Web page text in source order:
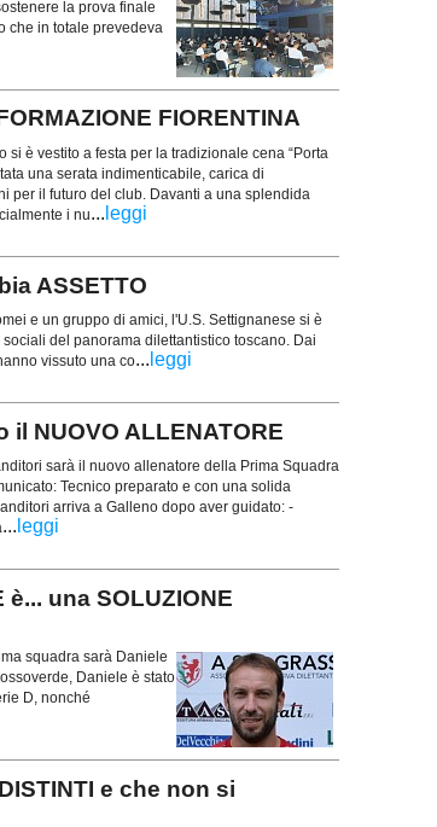
la prova finale
che in totale prevedeva
FIORENTINA
è vestito a festa per la tradizionale cena “Porta
una serata indimenticabile, carica di
per il futuro del club. Davanti a una splendida
i nu... leggi
ASSETTO
e un gruppo di amici, l'U.S. Settignanese si è
del panorama dilettantistico toscano. Dai
vissuto una co... leggi
il NUOVO ALLENATORE
sarà il nuovo allenatore della Prima Squadra
Tecnico preparato e con una solida
arriva a Galleno dopo aver guidato: -
... leggi
è... una SOLUZIONE
squadra sarà Daniele
Daniele è stato
D, nonché
e che non si